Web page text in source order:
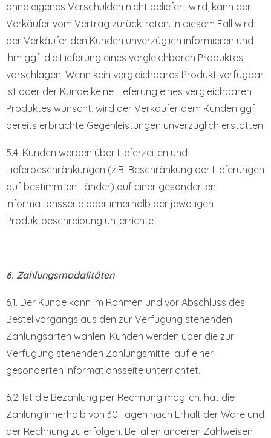
ohne eigenes Verschulden nicht beliefert wird, kann der
Verkäufer vom Vertrag zurücktreten. In diesem Fall wird
der Verkäufer den Kunden unverzüglich informieren und
ihm ggf. die Lieferung eines vergleichbaren Produktes
vorschlagen. Wenn kein vergleichbares Produkt verfügbar
ist oder der Kunde keine Lieferung eines vergleichbaren
Produktes wünscht, wird der Verkäufer dem Kunden ggf.
bereits erbrachte Gegenleistungen unverzüglich erstatten.
5.4. Kunden werden über Lieferzeiten und
Lieferbeschränkungen (z.B. Beschränkung der Lieferungen
auf bestimmten Länder) auf einer gesonderten
Informationsseite oder innerhalb der jeweiligen
Produktbeschreibung unterrichtet.
6. Zahlungsmodalitäten
6.1. Der Kunde kann im Rahmen und vor Abschluss des
Bestellvorgangs aus den zur Verfügung stehenden
Zahlungsarten wählen. Kunden werden über die zur
Verfügung stehenden Zahlungsmittel auf einer
gesonderten Informationsseite unterrichtet.
6.2. Ist die Bezahlung per Rechnung möglich, hat die
Zahlung innerhalb von 30 Tagen nach Erhalt der Ware und
der Rechnung zu erfolgen. Bei allen anderen Zahlweisen